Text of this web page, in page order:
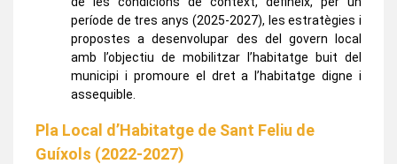
període de tres anys (2025-2027), les estratègies i
propostes a desenvolupar des del govern local
amb l’objectiu de mobilitzar l’habitatge buit del
municipi i promoure el dret a l’habitatge digne i
assequible.
Pla Local d’Habitatge de Sant Feliu de
Guíxols (2022-2027)